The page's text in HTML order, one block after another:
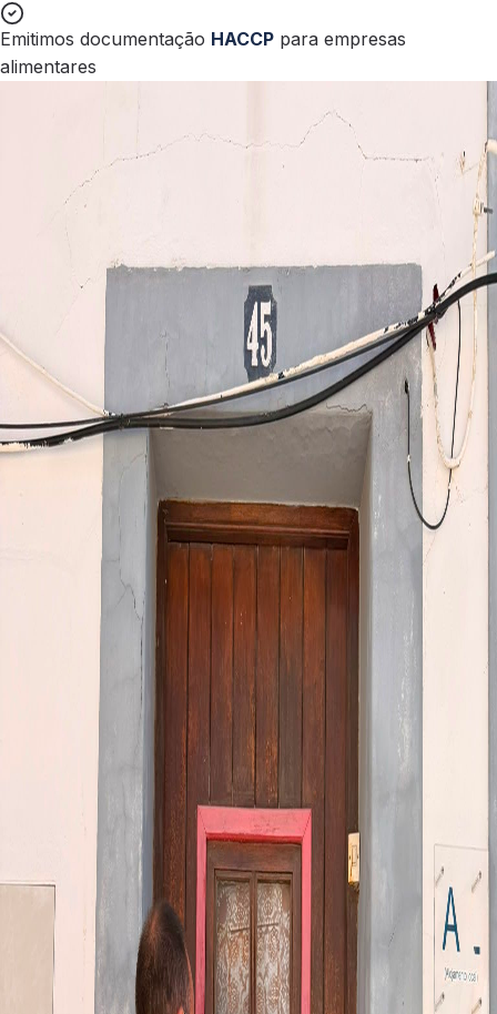
Emitimos documentação HACCP para empresas
alimentares